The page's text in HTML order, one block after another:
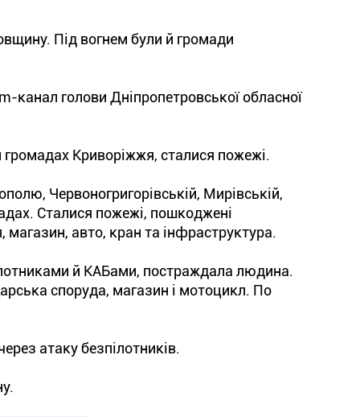
Під вогнем були й громади
голови Дніпропетровської обласної
громадах Криворіжжя, сталися пожежі.
Червоногригорівській, Мирівській,
Сталися пожежі, пошкоджені
магазин, авто, кран та інфраструктура.
й КАБами, постраждала людина.
споруда, магазин і мотоцикл. По
атаку безпілотників.